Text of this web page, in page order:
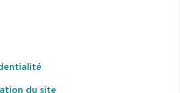
du site